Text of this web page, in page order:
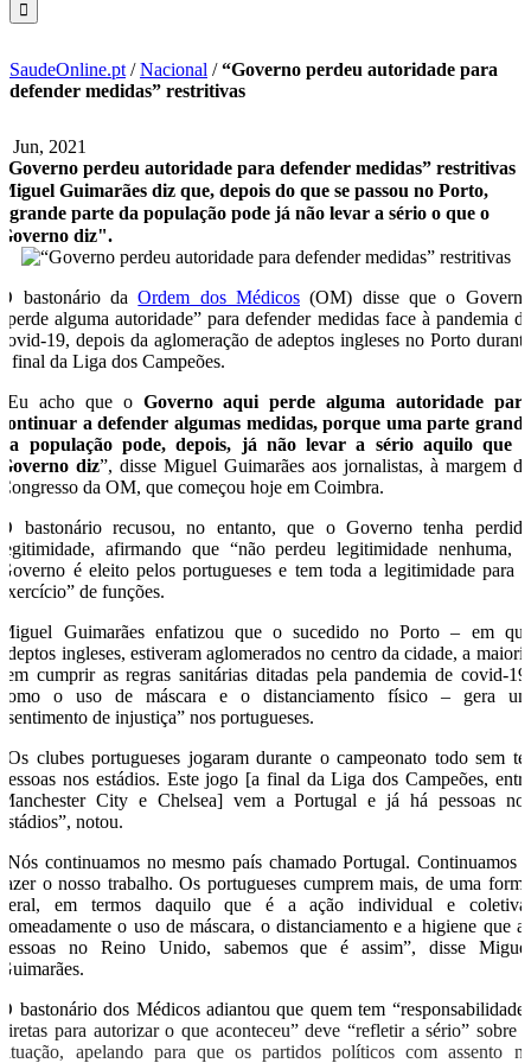
SaudeOnline.pt /Nacional /“Governo perdeu autoridade para
defender medidas” restritivas
1 Jun, 2021
“Governo perdeu autoridade para defender medidas” restritivas
Miguel Guimarães diz que, depois do que se passou no Porto,
"grande parte da população pode já não levar a sério o que o
Governo diz".
O bastonário daOrdem dos Médicos (OM) disse que o Governo
“perde alguma autoridade” para defender medidas face à pandemia de
covid-19, depois da aglomeração de adeptos ingleses no Porto durante
a final da Liga dos Campeões.
“Eu acho que o Governo aqui perde alguma autoridade para
continuar a defender algumas medidas, porque uma parte grande
da população pode, depois, já não levar a sério aquilo que o
Governo diz”, disse Miguel Guimarães aos jornalistas, à margem do
Congresso da OM, que começou hoje em Coimbra.
O bastonário recusou, no entanto, que o Governo tenha perdido
legitimidade, afirmando que “não perdeu legitimidade nenhuma, o
Governo é eleito pelos portugueses e tem toda a legitimidade para o
exercício” de funções.
Miguel Guimarães enfatizou que o sucedido no Porto – em que
adeptos ingleses, estiveram aglomerados no centro da cidade, a maioria
sem cumprir as regras sanitárias ditadas pela pandemia de covid-19,
como o uso de máscara e o distanciamento físico – gera um
“sentimento de injustiça” nos portugueses.
“Os clubes portugueses jogaram durante o campeonato todo sem ter
pessoas nos estádios. Este jogo [a final da Liga dos Campeões, entre
Manchester City e Chelsea] vem a Portugal e já há pessoas nos
estádios”, notou.
“Nós continuamos no mesmo país chamado Portugal. Continuamos a
fazer o nosso trabalho. Os portugueses cumprem mais, de uma forma
geral, em termos daquilo que é a ação individual e coletiva,
nomeadamente o uso de máscara, o distanciamento e a higiene que as
pessoas no Reino Unido, sabemos que é assim”, disse Miguel
Guimarães.
O bastonário dos Médicos adiantou que quem tem “responsabilidades
diretas para autorizar o que aconteceu” deve “refletir a sério” sobre a
situação, apelando para que os partidos políticos com assento na